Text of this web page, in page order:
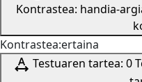
Kontrastea: handia-
Kontrastea:ertaina
Testuaren tartea: 0